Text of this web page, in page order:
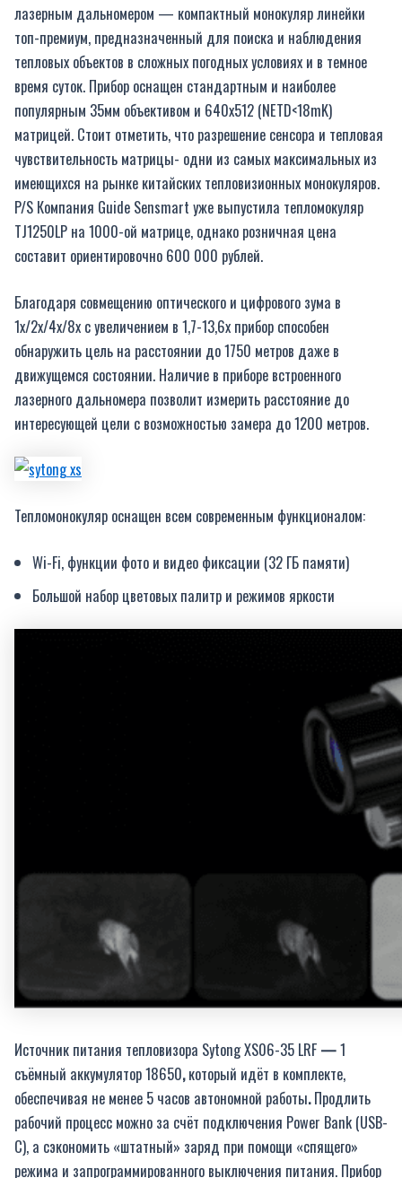
лазерным дальномером — компактный монокуляр линейки
топ-премиум, предназначенный для поиска и наблюдения
тепловых объектов в сложных погодных условиях и в темное
время суток. Прибор оснащен стандартным и наиболее
популярным 35мм объективом и 640х512 (NETD<18mK)
матрицей. Стоит отметить, что разрешение сенсора и тепловая
чувствительность матрицы- одни из самых максимальных из
имеющихся на рынке китайских тепловизионных монокуляров.
P/S Компания Guide Sensmart уже выпустила тепломокуляр
TJ1250LP на 1000-ой матрице, однако розничная цена
составит ориентировочно 600 000 рублей.
Благодаря совмещению оптического и цифрового зума в
1х/2х/4х/8х с увеличением в 1,7-13,6х прибор способен
обнаружить цель на расстоянии до 1750 метров даже в
движущемся состоянии. Наличие в приборе встроенного
лазерного дальномера позволит измерить расстояние до
интересующей цели с возможностью замера до 1200 метров.
Тепломонокуляр оснащен всем современным функционалом:
Wi-Fi, функции фото и видео фиксации (32 ГБ памяти)
Большой набор цветовых палитр и режимов яркости
Источник питания тепловизора Sytong XS06-35 LRF —1
съёмный аккумулятор 18650,который идёт в комплекте,
обеспечивая не менее 5 часов автономной работы.Продлить
рабочий процесс можно за счёт подключения Power Bank (USB-
C), а сэкономить «штатный» заряд при помощи «спящего»
режима и запрограммированного выключения питания. Прибор